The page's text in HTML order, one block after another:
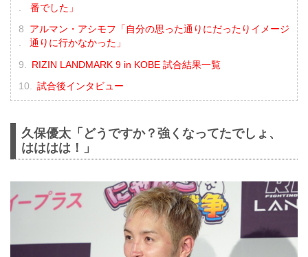
番でした」
アルマン・アシモフ「自分の思った通りにだったりイメージ
通りに行かなかった」
RIZIN LANDMARK 9 in KOBE 試合結果一覧
試合後インタビュー
久保優太「どうですか？強くなってたでしょ、
はははは！」